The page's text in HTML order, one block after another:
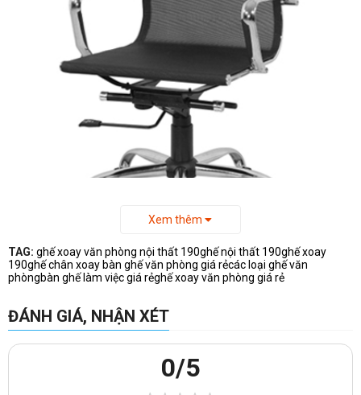
1060) mm
( Chiều cao và chiều sâu đo theo mặt ngồi và mặt lưng )
=> Khách hàng có thể tham khảo thêm các mẫughế xoay 190khác
của chúng tôi đang được bày bán tại cửa hàng, xin vui lòng truy cập
https://noithatvanphonggiare.com/ghe-xoay-
Xem thêm
TAG: ghế xoay văn phòng nội thất 190ghế nội thất 190ghế xoay
190ghế chân xoay bàn ghế văn phòng giá rẻcác loại ghế văn
phòngbàn ghế làm việc giá rẻghế xoay văn phòng giá rẻ
ĐÁNH GIÁ, NHẬN XÉT
0/5